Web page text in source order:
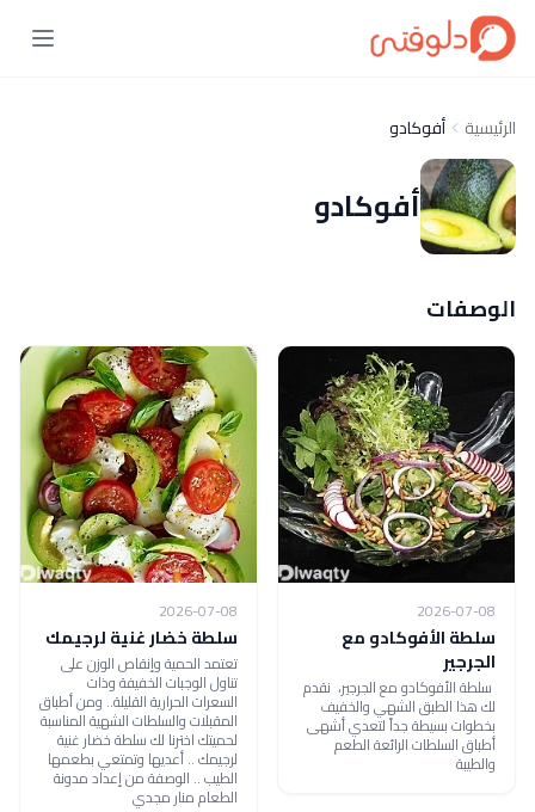
الرئيسية أفوكادو
أفوكادو
الوصفات
2026-07-08
سلطة الأفوكادو مع
الجرجير
سلطة الأفوكادو مع الجرجير، نقدم
لك هذا الطبق الشهي والخفيف
بخطوات بسيطة جداً لتعدي أشهى
أطباق السلطات الرائعة الطعم
والطيبة
2026-07-08
سلطة خضار غنية لرجيمك
تعتمد الحمية وإنقاص الوزن على
تناول الوجبات الخفيفة وذات
السعرات الحرارية القليلة.. ومن أطباق
المقبلات والسلطات الشهية المناسبة
لحميتك اخترنا لك سلطة خضار غنية
لرجيمك .. أعديها وتمتعي بطعمها
الطيب .. الوصفة من إعداد مدونة
الطعام منار مجدي